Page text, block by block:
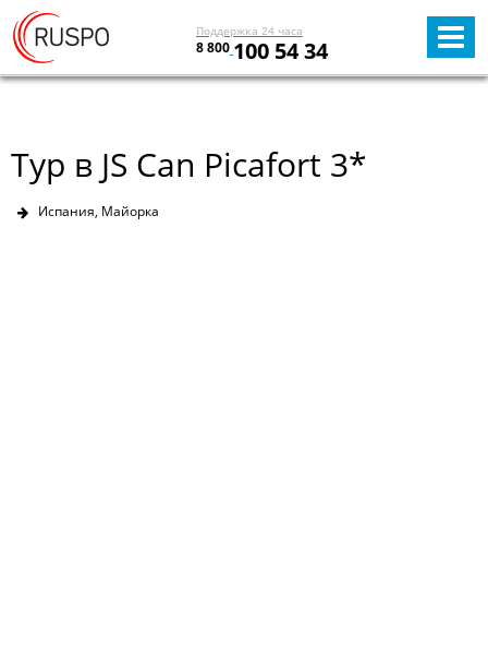
Поддержка 24 часа
8 800 100 54 34
Тур в JS Can Picafort 3*
Испания, Майорка